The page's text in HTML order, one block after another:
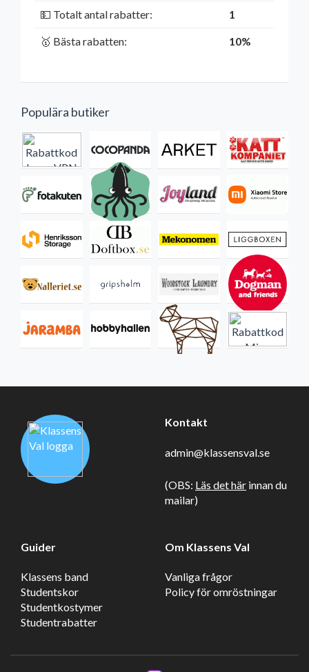
💵 Totalt antal rabatter: 1
🥇 Bästa rabatten: 10%
Populära butiker
Kontakt
admin@klassensval.se
(OBS: Läs det här innan du
mailar)
Guider
Klassens band
Studentskor
Studentkostymer
Studentrabatter
Om Klassens Val
Vanliga frågor
Policy för omröstningar